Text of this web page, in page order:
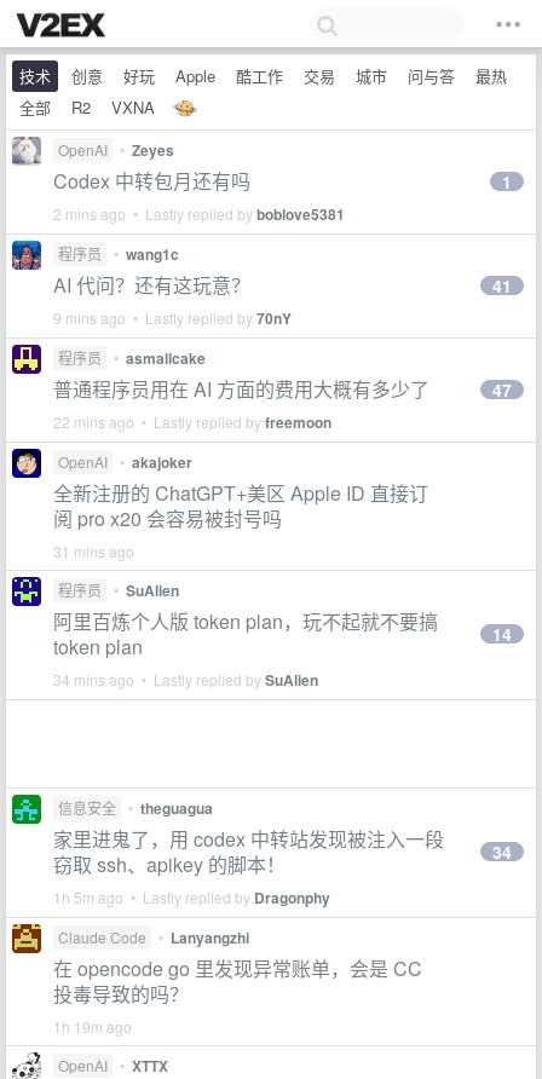
技术 创意 好玩 Apple 酷工作 交易 城市 问与答
最热
全部
R2 VXNA
OpenAI • Zeyes
Codex 中转包月还有吗
2 mins ago • Lastly replied byboblove5381
1
程序员 • wang1c
AI 代问？还有这玩意？
9 mins ago • Lastly replied by70nY
41
程序员 • asmallcake
普通程序员用在 AI 方面的费用大概有多少了
22 mins ago • Lastly replied byfreemoon
47
OpenAI • akajoker
全新注册的 ChatGPT+美区 Apple ID 直接订
阅 pro x20 会容易被封号吗
31 mins ago
程序员
• SuAlien
阿里百炼个人版 token plan，玩不起就不要搞
token plan
34 mins ago • Lastly replied bySuAlien
14
信息安全 • theguagua
家里进鬼了，用 codex 中转站发现被注入一段
窃取 ssh、apikey 的脚本！
1h 5m ago • Lastly replied by Dragonphy
34
Claude Code • Lanyangzhi
在 opencode go 里发现异常账单，会是 CC
投毒导致的吗？
1h 19m ago
OpenAI
• XTTX